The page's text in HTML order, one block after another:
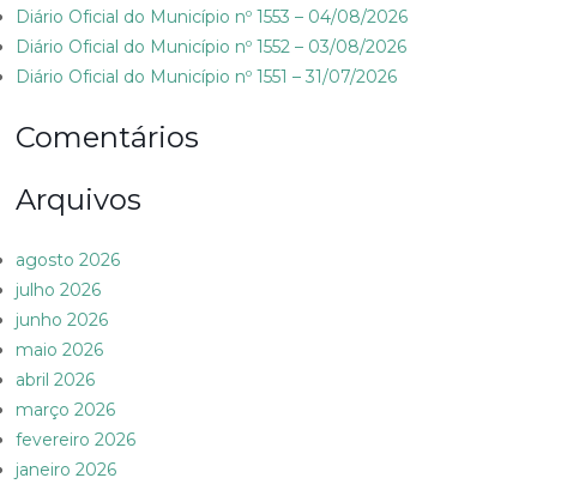
Diário Oficial do Município nº 1553 – 04/08/2026
Diário Oficial do Município nº 1552 – 03/08/2026
Diário Oficial do Município nº 1551 – 31/07/2026
Comentários
Arquivos
agosto 2026
julho 2026
junho 2026
maio 2026
abril 2026
março 2026
fevereiro 2026
janeiro 2026